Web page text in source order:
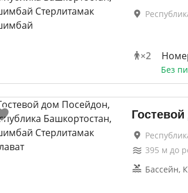
×2
Без
395 м до
Бассейн,